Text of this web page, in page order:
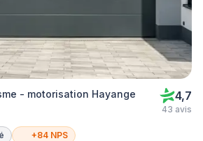
- motorisation Hayange 4,7
43 avis
+84 NPS